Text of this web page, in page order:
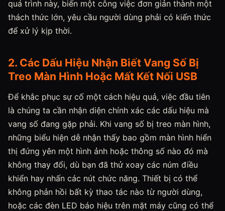
quá trình này, biến một công việc đơn giản thành một
thách thức lớn, yêu cầu người dùng phải có kiến thức
để xử lý kịp thời.
2. Các Dấu Hiệu Nhận Biết Vang Số Bị
Treo Màn Hình Hoặc Mất Kết Nối USB
Để khắc phục sự cố một cách hiệu quả, việc đầu tiên
là chúng ta cần nhận diện chính xác các dấu hiệu mà
vang số đang gặp phải. Khi vang số bị treo màn hình,
những biểu hiện dễ nhận thấy bao gồm màn hình hiển
thị đứng yên một hình ảnh hoặc thông số nào đó mà
không thay đổi, dù bạn đã thử xoay các núm điều
khiển hay nhấn các nút chức năng. Thiết bị có thể
không phản hồi bất kỳ thao tác nào từ người dùng,
hoặc các đèn LED báo hiệu trên mặt máy cũng có thể